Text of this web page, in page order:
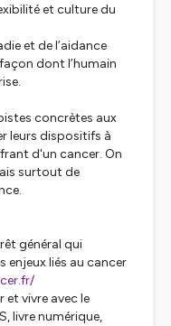
et culture du
et de l’aidance
dont l’humain
concrètes aux
leurs dispositifs à
d'un cancer. On
surtout de
général qui
enjeux liés au cancer
et vivre avec le
livre numérique,